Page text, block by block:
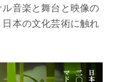
音楽と舞台と映像の
本の文化芸術に触れ